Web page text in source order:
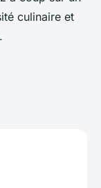
culinaire et